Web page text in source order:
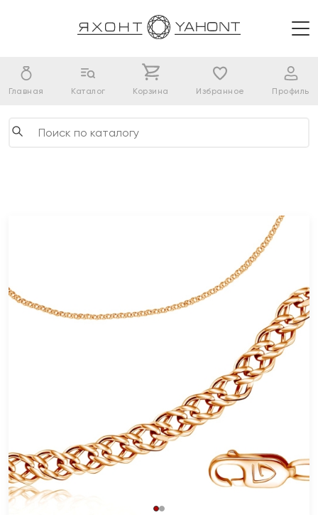
Главная Каталог Корзина Избранное Профиль